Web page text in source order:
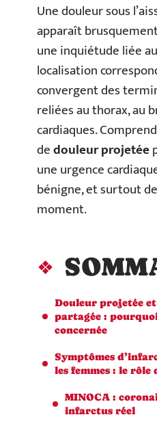
Une douleur sous
apparaît
une inquiétude liée
localisation
convergent des
reliées au thorax, au
cardiaques.
dedouleur projetée
une urgence
bénigne, et surtout
moment.
Douleur projetée
partagée :
concernée
Symptômes
les femmes : le rôle
MINOCA :
infarctus réel